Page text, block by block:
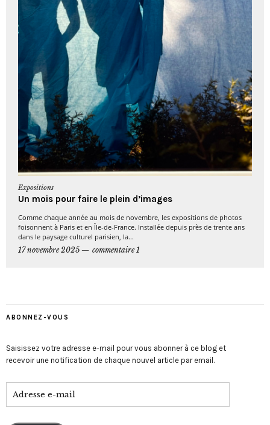
Expositions
Un mois pour faire le plein d’images
Comme chaque année au mois de novembre, les expositions de photos
foisonnent à Paris et en Île-de-France. Installée depuis près de trente ans
dans le paysage culturel parisien, la...
17 novembre 2025
commentaire 1
ABONNEZ-VOUS
Saisissez votre adresse e-mail pour vous abonner à ce blog et
recevoir une notification de chaque nouvel article par email.